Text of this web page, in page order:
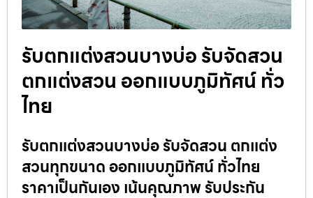
รับตกแต่งสวนบางบ่อ รับจัดสวน
ตกแต่งสวน ออกแบบภูมิทัศน์ ทั่ว
ไทย
รับตกแต่งสวนบางบ่อ รับจัดสวน ตกแต่ง
สวนทุกขนาด ออกแบบภูมิทัศน์ ทั่วไทย
ราคาเป็นกันเอง เน้นคุณภาพ รับประกัน